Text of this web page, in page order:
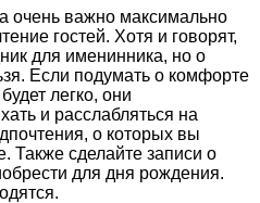
очень важно максимально
гостей. Хотя и говорят,
для именинника, но о
Если подумать о комфорте
легко, они
и расслабляться на
о которых вы
Также сделайте записи о
для дня рождения.